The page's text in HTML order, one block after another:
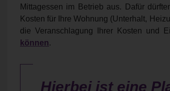
Mittagessen im Betrieb aus. Dafür
Kosten für Ihre Wohnung (Unterhalt,
die Veranschlagung Ihrer Kosten und
können.
Hierbei ist eine